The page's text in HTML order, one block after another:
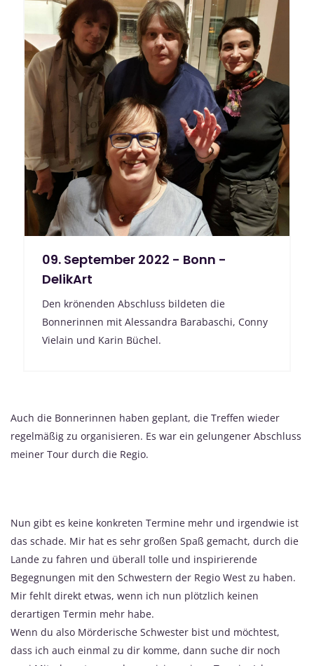
09. September 2022 - Bonn -
DelikArt
Den krönenden Abschluss bildeten die
Bonnerinnen mit Alessandra Barabaschi, Conny
Vielain und Karin Büchel.
Auch die Bonnerinnen haben geplant, die Treffen wieder
regelmäßig zu organisieren. Es war ein gelungener Abschluss
meiner Tour durch die Regio.
Nun gibt es keine konkreten Termine mehr und irgendwie ist
das schade. Mir hat es sehr großen Spaß gemacht, durch die
Lande zu fahren und überall tolle und inspirierende
Begegnungen mit den Schwestern der Regio West zu haben.
Mir fehlt direkt etwas, wenn ich nun plötzlich keinen
derartigen Termin mehr habe.
Wenn du also Mörderische Schwester bist und möchtest,
dass ich auch einmal zu dir komme, dann suche dir noch